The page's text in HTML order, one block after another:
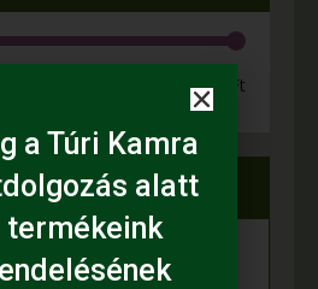
1 .400 Ft
a Túri Kamra
alatt
termékeink